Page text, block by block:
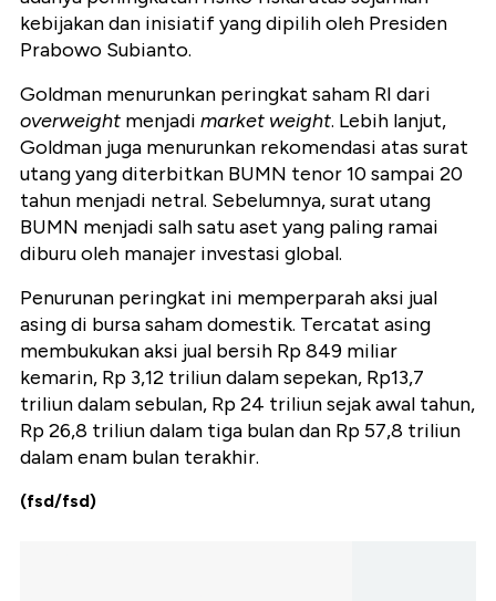
kebijakan dan inisiatif yang dipilih oleh Presiden
Prabowo Subianto.
Goldman menurunkan peringkat saham RI dari
overweight menjadi market weight. Lebih lanjut,
Goldman juga menurunkan rekomendasi atas surat
utang yang diterbitkan BUMN tenor 10 sampai 20
tahun menjadi netral. Sebelumnya, surat utang
BUMN menjadi salh satu aset yang paling ramai
diburu oleh manajer investasi global.
Penurunan peringkat ini memperparah aksi jual
asing di bursa saham domestik. Tercatat asing
membukukan aksi jual bersih Rp 849 miliar
kemarin, Rp 3,12 triliun dalam sepekan, Rp13,7
triliun dalam sebulan, Rp 24 triliun sejak awal tahun,
Rp 26,8 triliun dalam tiga bulan dan Rp 57,8 triliun
dalam enam bulan terakhir.
(fsd/fsd)